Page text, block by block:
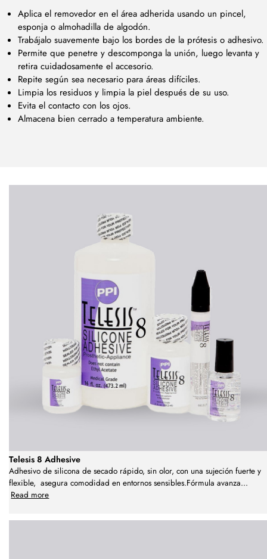
Aplica el removedor en el área adherida usando un pincel,
esponja o almohadilla de algodón.
Trabájalo suavemente bajo los bordes de la prótesis o adhesivo.
Permite que penetre y descomponga la unión, luego levanta y
retira cuidadosamente el accesorio.
Repite según sea necesario para áreas difíciles.
Limpia los residuos y limpia la piel después de su uso.
Evita el contacto con los ojos.
Almacena bien cerrado a temperatura ambiente.
Telesis 8 Adhesive
Adhesivo de silicona de secado rápido, sin olor, con una sujeción fuerte y
flexible, asegura comodidad en entornos sensibles.Fórmula avanza...
Read more